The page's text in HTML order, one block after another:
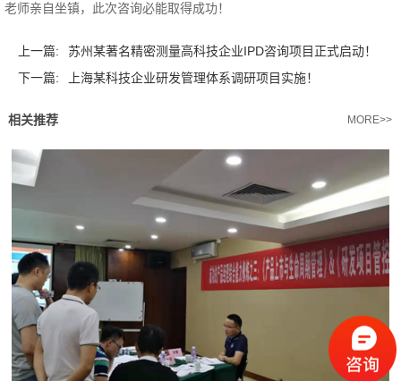
老师亲自坐镇，此次咨询必能取得成功！
上一篇:
苏州某著名精密测量高科技企业IPD咨询项目正式启动！
下一篇:
上海某科技企业研发管理体系调研项目实施！
相关推荐 MORE>>